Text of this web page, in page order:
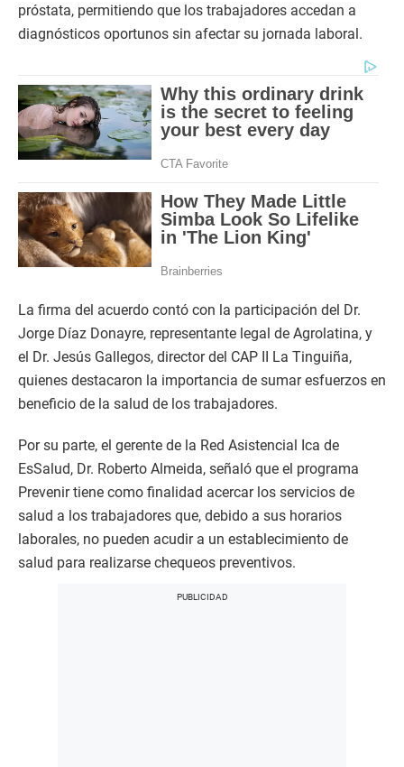
próstata, permitiendo que los trabajadores accedan a
diagnósticos oportunos sin afectar su jornada laboral.
La firma del acuerdo contó con la participación del Dr.
Jorge Díaz Donayre, representante legal de Agrolatina, y
el Dr. Jesús Gallegos, director del CAP II La Tinguiña,
quienes destacaron la importancia de sumar esfuerzos en
beneficio de la salud de los trabajadores.
Por su parte, el gerente de la Red Asistencial Ica de
EsSalud, Dr. Roberto Almeida, señaló que el programa
Prevenir tiene como finalidad acercar los servicios de
salud a los trabajadores que, debido a sus horarios
laborales, no pueden acudir a un establecimiento de
salud para realizarse chequeos preventivos.